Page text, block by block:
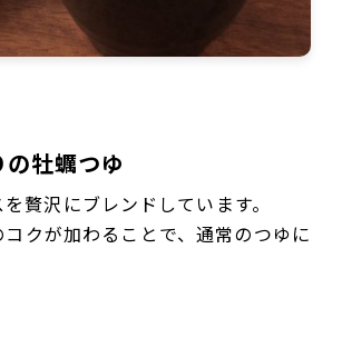
の牡蠣つゆ
贅沢にブレンドしています。
クが加わることで、通常のつゆに